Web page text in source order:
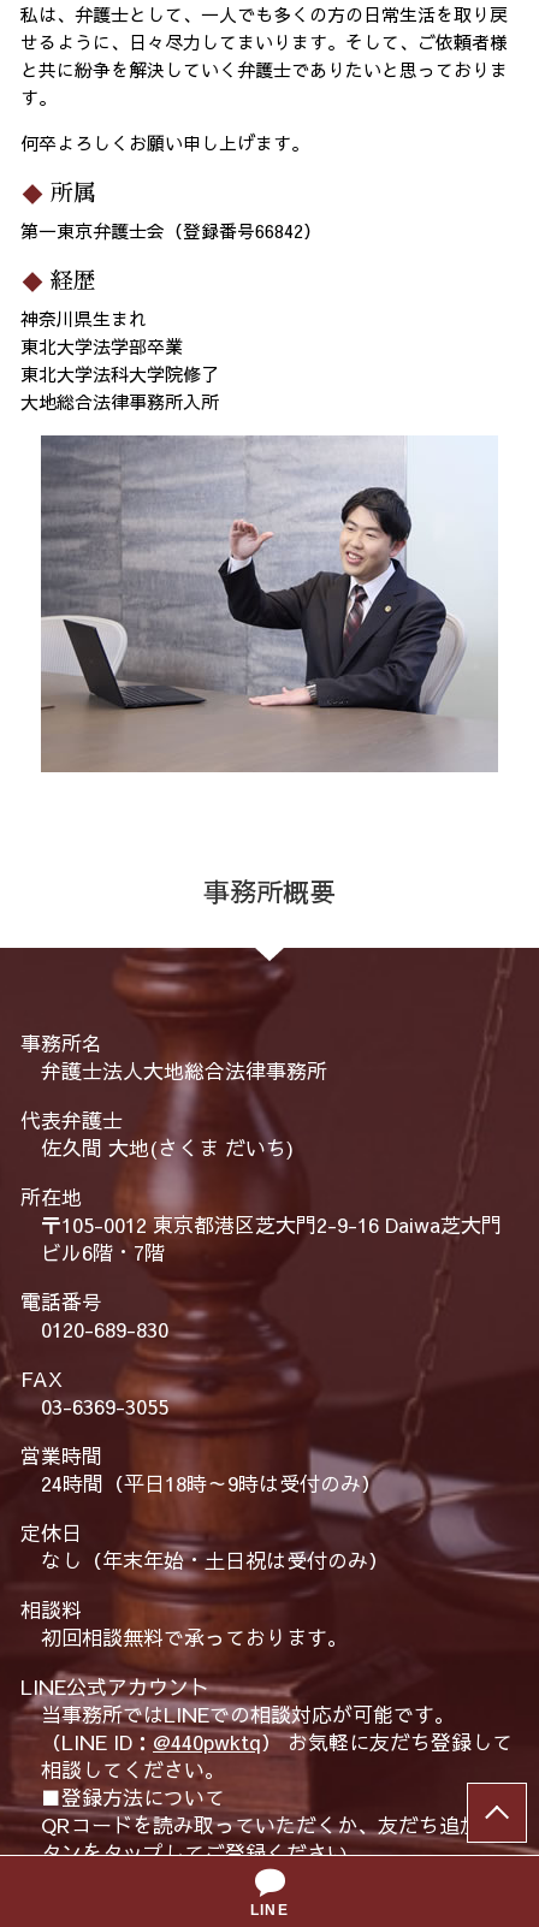
私は、弁護士として、一人でも多くの方の日常生活を取り戻
せるように、日々尽力してまいります。そして、ご依頼者様
と共に紛争を解決していく弁護士でありたいと思っておりま
す。
何卒よろしくお願い申し上げます。
所属
第一東京弁護士会（登録番号66842）
経歴
神奈川県生まれ
東北大学法学部卒業
東北大学法科大学院修了
大地総合法律事務所入所
事務所概要
事務所名
弁護士法人大地総合法律事務所
代表弁護士
佐久間 大地(さくま だいち)
所在地
〒105-0012 東京都港区芝大門2-9-16 Daiwa芝大門
ビル6階・7階
電話番号
0120-689-830
FAX
03-6369-3055
営業時間
24時間（平日18時～9時は受付のみ）
定休日
なし（年末年始・土日祝は受付のみ）
相談料
初回相談無料で承っております。
LINE公式アカウント
当事務所ではLINEでの相談対応が可能です。
（LINE ID： @440pwktq） お気軽に友だち登録して
相談してください。
■登録方法について
QRコードを読み取っていただくか、友だち追加ボ
タンをタップしてご登録ください。